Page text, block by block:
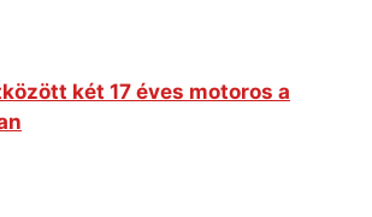
két 17 éves motoros a